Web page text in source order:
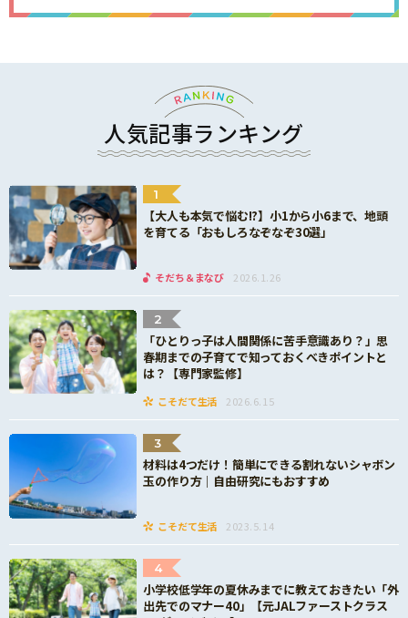
人気記事ランキング
1
【大人も本気で悩む!?】小1から小6まで、地頭
を育てる「おもしろなぞなぞ30選」
そだち＆まなび 2026.1.26
2
「ひとりっ子は人間関係に苦手意識あり？」思
春期までの子育てで知っておくべきポイントと
は？【専門家監修】
こそだて生活 2026.6.15
3
材料は4つだけ！簡単にできる割れないシャボン
玉の作り方｜自由研究にもおすすめ
こそだて生活 2023.5.14
4
小学校低学年の夏休みまでに教えておきたい「外
出先でのマナー40」【元JALファーストクラス